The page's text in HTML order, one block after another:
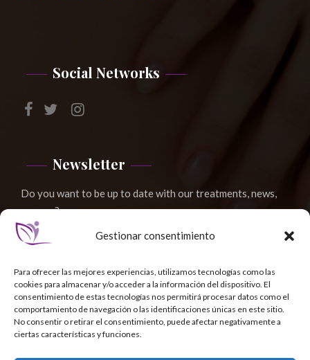
Gestionar consentimiento
Para ofrecer las mejores experiencias, utilizamos tecnologías como las
cookies para almacenar y/o acceder a la información del dispositivo. El
consentimiento de estas tecnologías nos permitirá procesar datos como el
comportamiento de navegación o las identificaciones únicas en este sitio.
No consentir o retirar el consentimiento, puede afectar negativamente a
ciertas características y funciones.
Social Networks
Newsletter
Do you want to be up to date with our treatments, news,
news, ...?